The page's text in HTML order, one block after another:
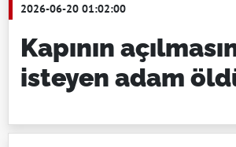
2026-06-20 01:02:00
Kapının
isteyen adam